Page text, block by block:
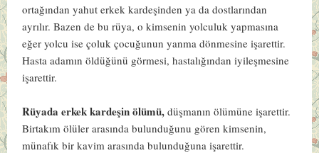
ortağından yahut erkek kardeşinden ya da dostlarından
ayrılır. Bazen de bu rüya, o kimsenin yolculuk yapmasına
eğer yolcu ise çoluk çocuğunun yanma dönmesine işarettir.
Hasta adamın öldüğünü görmesi, hastalığından iyileşmesine
işarettir.
Rüyada erkek kardeşin ölümü, düşmanın ölümüne işarettir.
Birtakım ölüler arasında bulunduğunu gören kimsenin,
münafık bir kavim arasında bulunduğuna işarettir.